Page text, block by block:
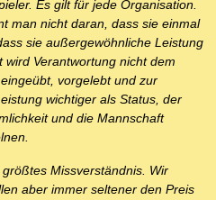
Es gilt für jede Organisation.
man nicht daran, dass sie einmal
sie außergewöhnliche Leistung
Verantwortung nicht dem
vorgelebt und zur
wichtiger als Status, der
und die Mannschaft
Missverständnis. Wir
aber immer seltener den Preis